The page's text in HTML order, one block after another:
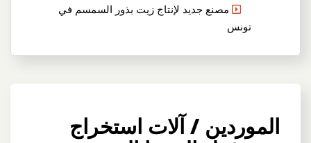
مصنع جديد لإنتاج زيت بذور السمسم في
تونس
الموردين / آلات استخراج